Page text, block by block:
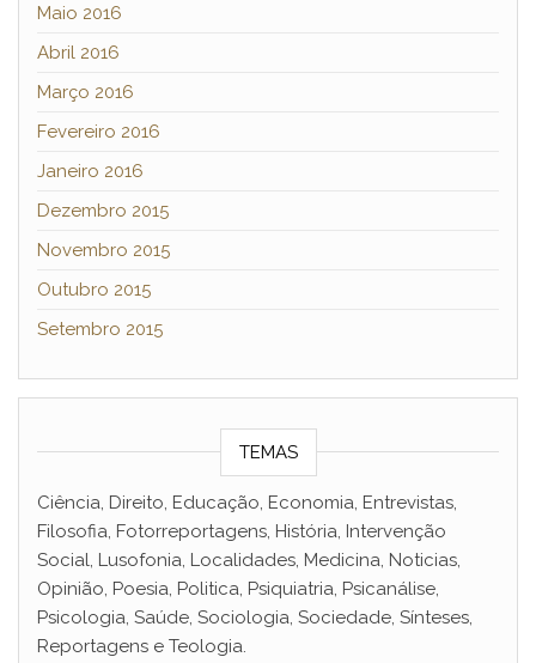
Maio 2016
Abril 2016
Março 2016
Fevereiro 2016
Janeiro 2016
Dezembro 2015
Novembro 2015
Outubro 2015
Setembro 2015
TEMAS
Ciência, Direito, Educação, Economia, Entrevistas,
Filosofia, Fotorreportagens, História, Intervenção
Social, Lusofonia, Localidades, Medicina, Noticias,
Opinião, Poesia, Politica, Psiquiatria, Psicanálise,
Psicologia, Saúde, Sociologia, Sociedade, Sínteses,
Reportagens e Teologia.